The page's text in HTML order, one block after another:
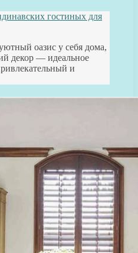
гостиных для
оазис у себя дома,
декор — идеальное
и